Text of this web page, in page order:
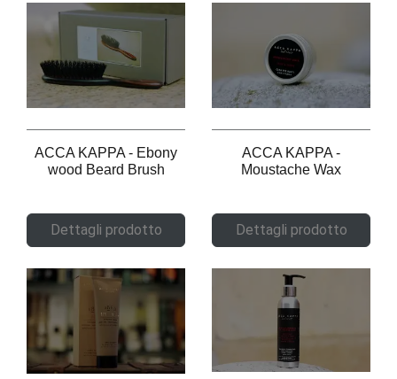
ACCA KAPPA - Ebony
wood Beard Brush
Dettagli prodotto
ACCA KAPPA -
Moustache Wax
Dettagli prodotto